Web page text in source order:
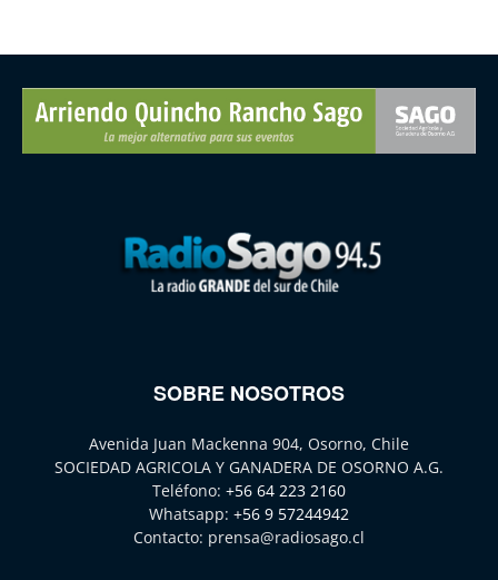
SOBRE NOSOTROS
Avenida Juan Mackenna 904, Osorno, Chile
SOCIEDAD AGRICOLA Y GANADERA DE OSORNO A.G.
Teléfono: +56 64 223 2160
Whatsapp: +56 9 57244942
Contacto: prensa@radiosago.cl